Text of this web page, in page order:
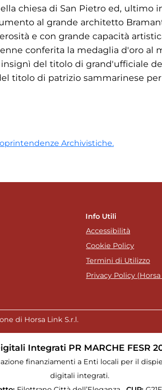
chiesa di San Pietro ed, ultimo
al grande architetto
e con grande capacità
conferita la medaglia d'oro al
del titolo di grand'ufficiale
titolo di patrizio sammarinese
Archivistiche.
Info Utili
Accessibilità
Cookie Policy
Termini di Utilizzo
Privacy Policy (Horsa
di Horsa Link S.r.l.
Integrati PR MARCHE FESR
finanziamenti a Enti locali per il
digitali integrati.